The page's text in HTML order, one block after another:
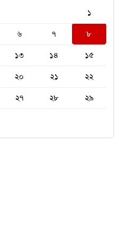
১
৬ ৭
৮
১৩ ১৪
১৫
২০ ২১
২২
২৭ ২৮
২৯